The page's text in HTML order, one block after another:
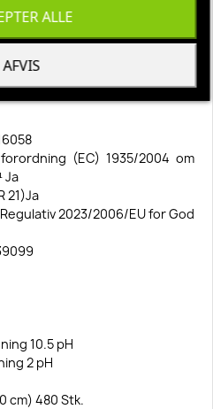
(EC) 1935/2004 om
Ja
21)Ja
2023/2006/EU for God
10.5 pH
2 pH
cm) 480 Stk.
AFVIS
ALLE